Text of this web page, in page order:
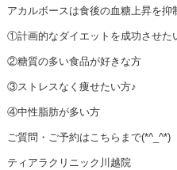
アカルボースは食後の血糖上昇を抑
①計画的なダイエットを成功させた
②糖質の多い食品が好きな方
③ストレスなく痩せたい方♪
④中性脂肪が多い方
ご質問・ご予約はこちらまで(*^_^*)
ティアラクリニック川越院